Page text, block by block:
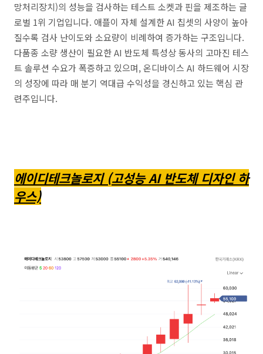
망처리장치)의 성능을 검사하는 테스트 소켓과 핀을 제조하는 글
로벌 1위 기업입니다. 애플이 자체 설계한 AI 칩셋의 사양이 높아
질수록 검사 난이도와 소요량이 비례하여 증가하는 구조입니다.
다품종 소량 생산이 필요한 AI 반도체 특성상 동사의 고마진 테스
트 솔루션 수요가 폭증하고 있으며, 온디바이스 AI 하드웨어 시장
의 성장에 따라 매 분기 역대급 수익성을 경신하고 있는 핵심 관
련주입니다.
에이디테크놀로지 (고성능 AI 반도체 디자인 하
우스)